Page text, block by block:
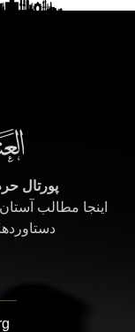
پورتال
اینجا مطالب